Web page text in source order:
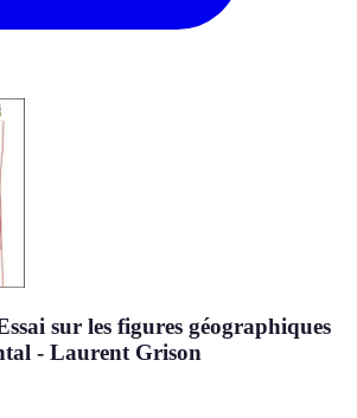
sur les figures géographiques
- Laurent Grison